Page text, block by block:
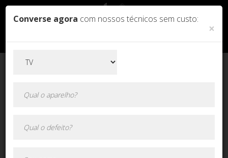
Converse agora com nossos técnicos sem custo:
×